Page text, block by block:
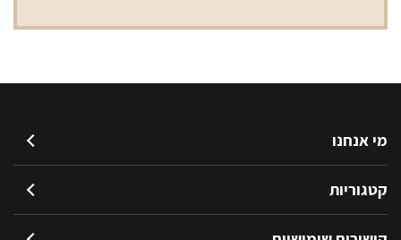
מי אנחנו
קטגוריות